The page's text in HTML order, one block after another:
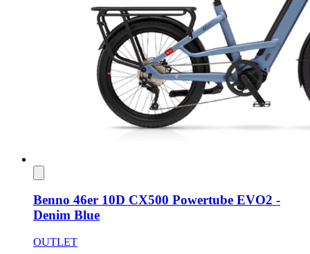
Benno 46er 10D CX500 Powertube EVO2 -
Denim Blue
OUTLET